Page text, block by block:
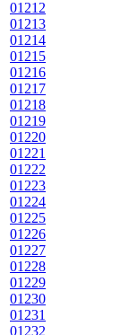
01212
01213
01214
01215
01216
01217
01218
01219
01220
01221
01222
01223
01224
01225
01226
01227
01228
01229
01230
01231
01232